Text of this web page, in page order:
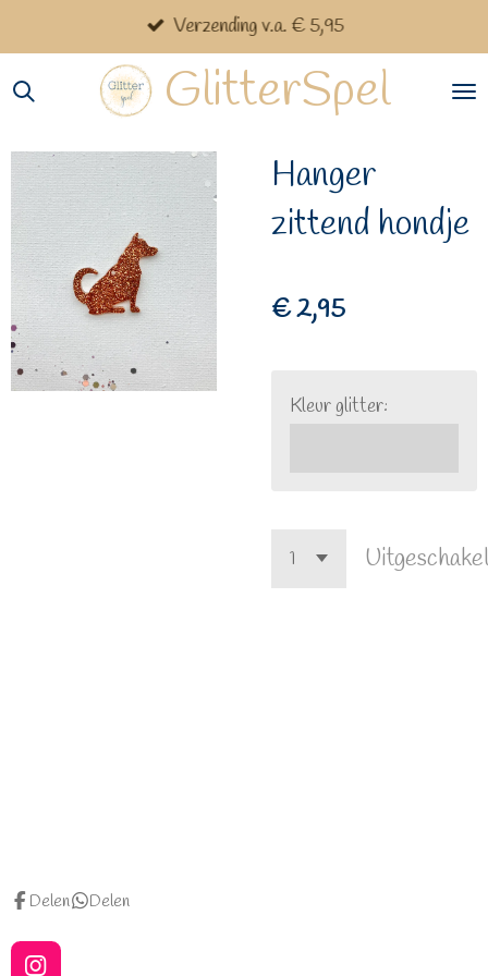
direct
naar
hoofdinhoud
GlitterSpel
Verzending v.a. € 5,95
Hanger
zittend hondje
€ 2,95
Kleur glitter:
Delen Delen